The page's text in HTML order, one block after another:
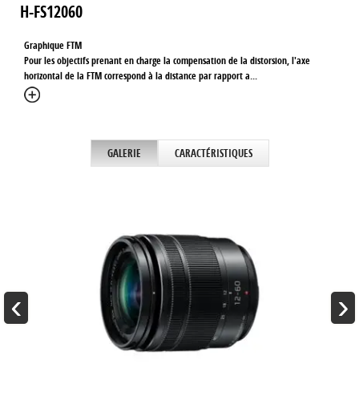
H-FS12060
Graphique FTM
Pour les objectifs prenant en charge la compensation de la distorsion, l'axe
horizontal de la FTM correspond à la distance par rapport a...
GALERIE CARACTÉRISTIQUES
‹ ›